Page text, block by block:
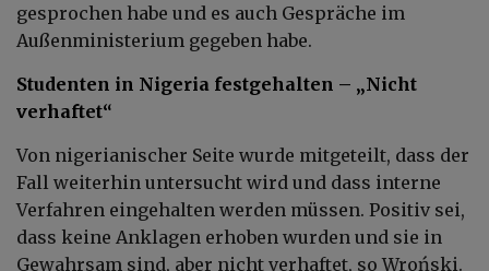
gesprochen habe und es auch Gespräche im
Außenministerium gegeben habe.
Studenten in Nigeria festgehalten – „Nicht
verhaftet“
Von nigerianischer Seite wurde mitgeteilt, dass der
Fall weiterhin untersucht wird und dass interne
Verfahren eingehalten werden müssen. Positiv sei,
dass keine Anklagen erhoben wurden und sie in
Gewahrsam sind, aber nicht verhaftet, so Wroński.